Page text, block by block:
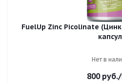
FuelUp Zinc Picolinate
капсул
Нет в
800руб.